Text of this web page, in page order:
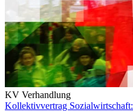
KV Verhandlung
Kollektivvertrag